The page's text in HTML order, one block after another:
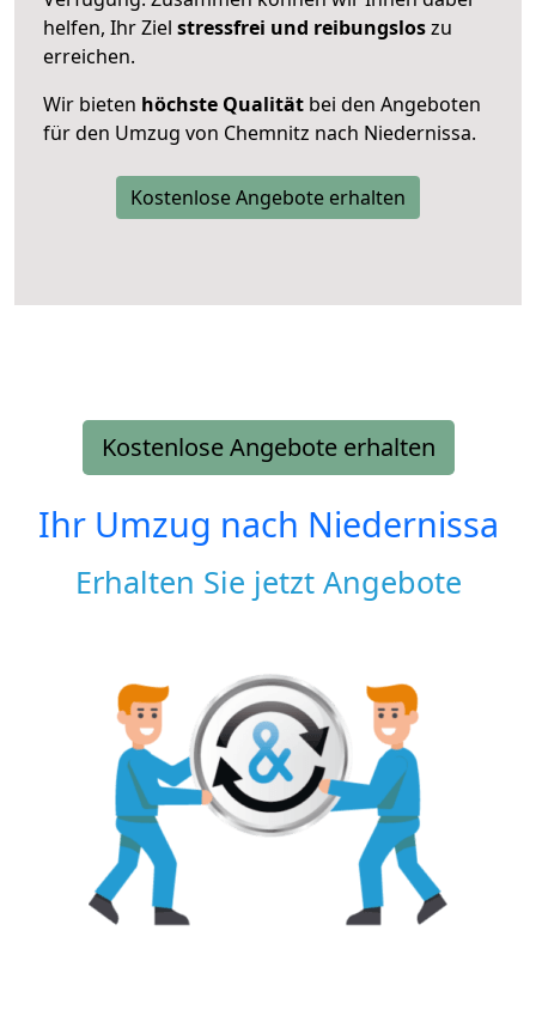
helfen, Ihr Ziel stressfrei und reibungsloszu
erreichen.
Wir bieten höchste Qualität bei den Angeboten
für den Umzug von Chemnitz nach Niedernissa.
Kostenlose Angebote erhalten
Kostenlose Angebote erhalten
Ihr Umzug nach Niedernissa
Erhalten Sie jetzt Angebote